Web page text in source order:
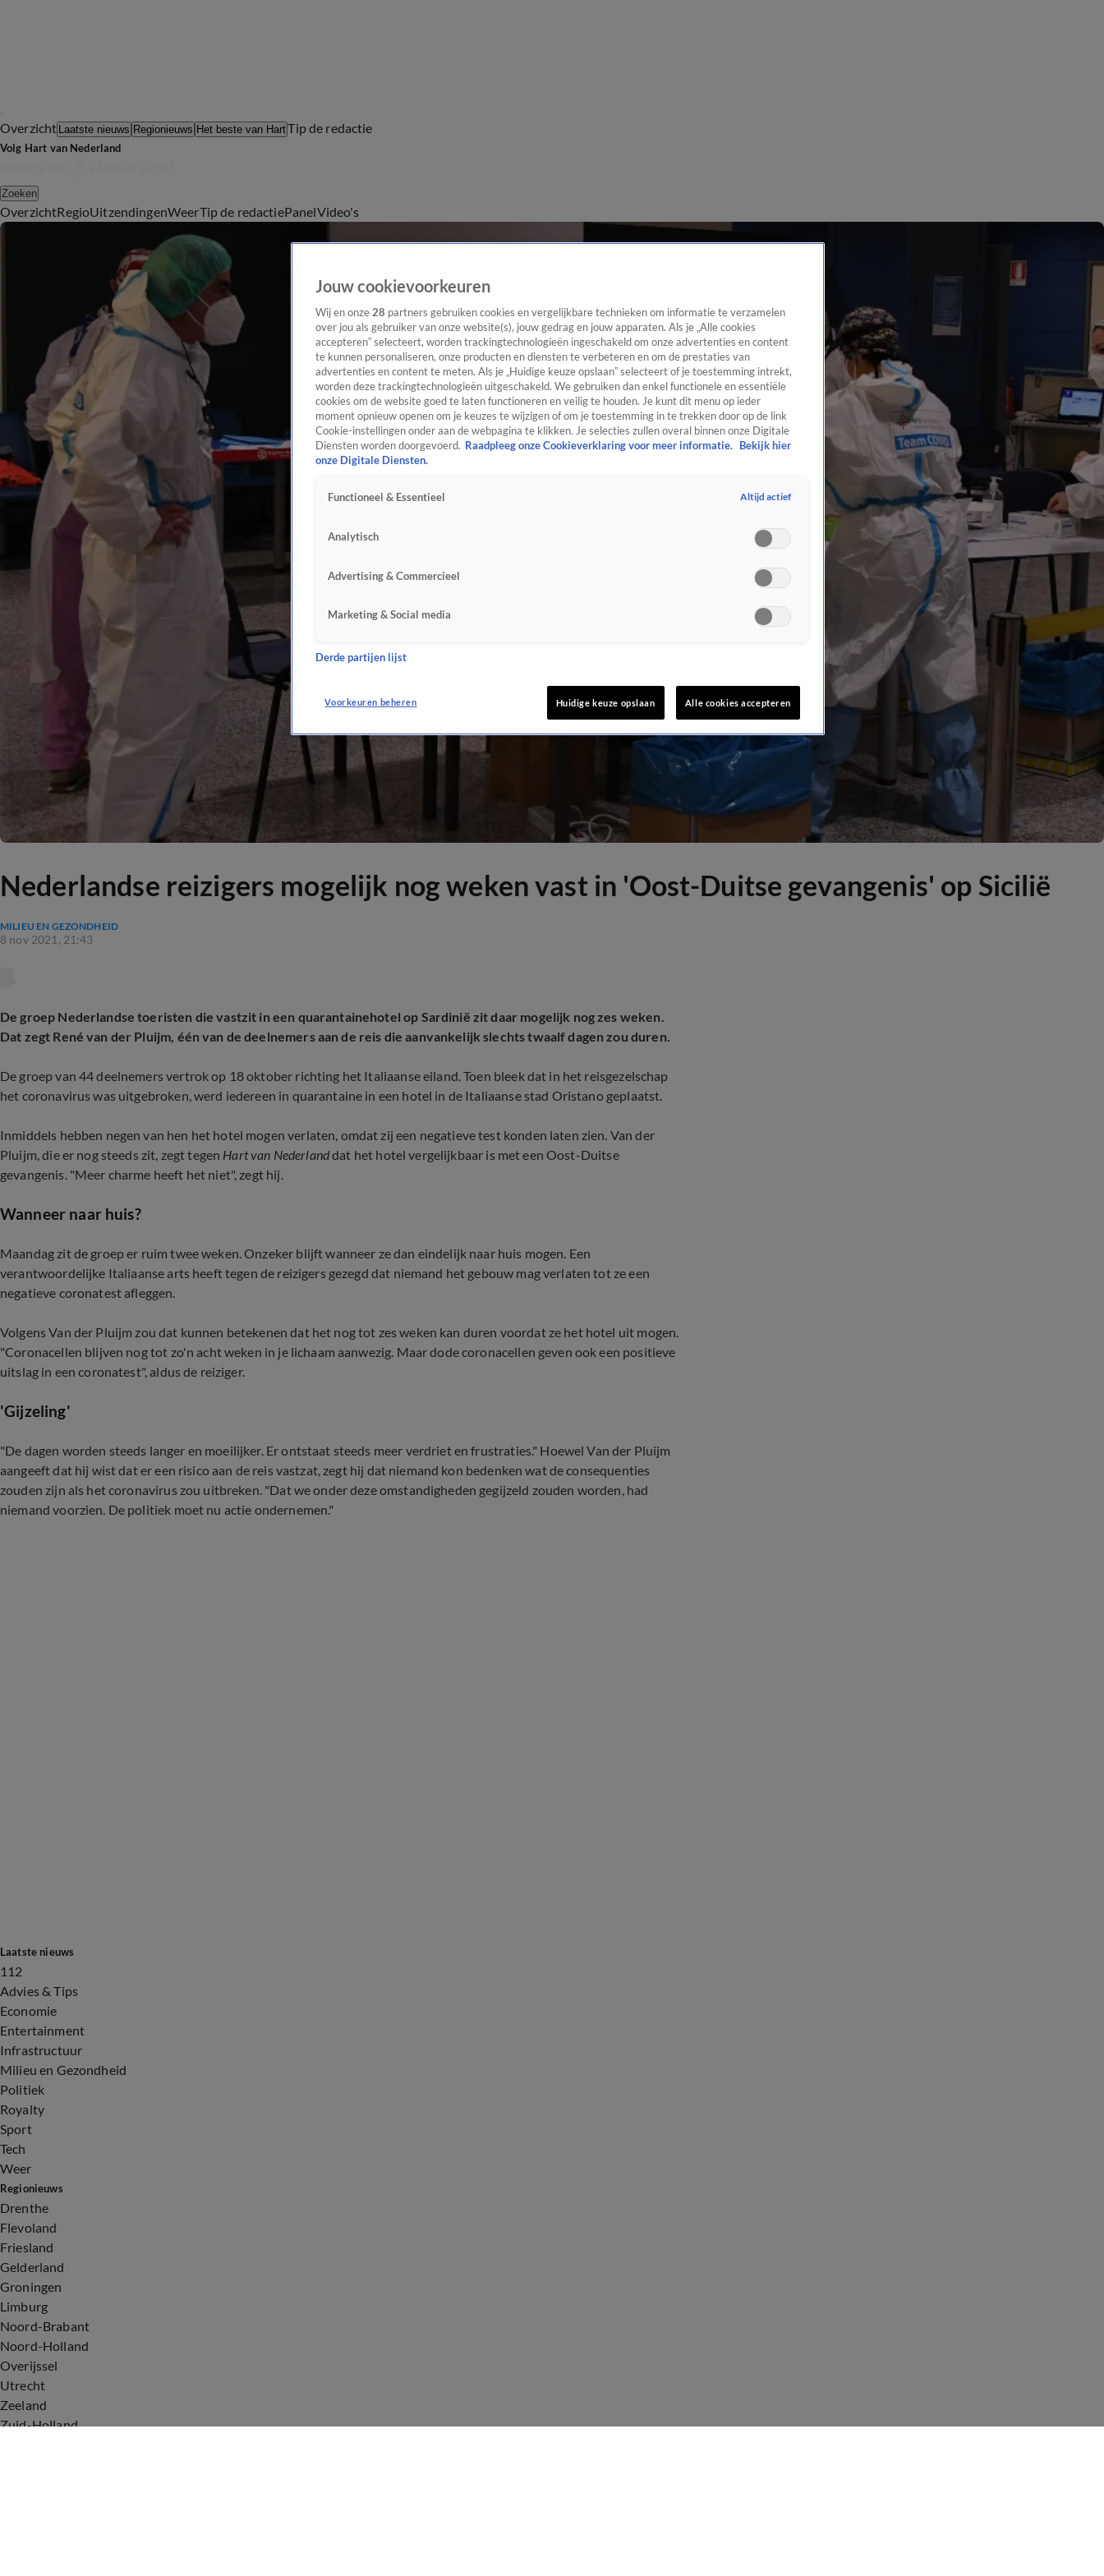
Overzicht Laatste nieuws Regionieuws Het beste van HartTip de redactie
Volg Hart van Nederland
Zoeken
OverzichtRegioUitzendingenWeerTip de redactiePanelVideo's
Nederlandse reizigers mogelijk nog weken vast in 'Oost-Duitse gevangenis' op Sicilië
MILIEU EN GEZONDHEID
8 nov 2021, 21:43
De groep Nederlandse toeristen die vastzit in een quarantainehotel op Sardinië zit daar mogelijk nog zes weken.
Dat zegt René van der Pluijm, één van de deelnemers aan de reis die aanvankelijk slechts twaalf dagen zou duren.
De groep van 44 deelnemers vertrok op 18 oktober richting het Italiaanse eiland. Toen bleek dat in het reisgezelschap
het coronavirus was uitgebroken, werd iedereen in quarantaine in een hotel in de Italiaanse stad Oristano geplaatst.
Inmiddels hebben negen van hen het hotel mogen verlaten, omdat zij een negatieve test konden laten zien. Van der
Pluijm, die er nog steeds zit, zegt tegen Hart van Nederlanddat het hotel vergelijkbaar is met een Oost-Duitse
gevangenis. "Meer charme heeft het niet", zegt hij.
Wanneer naar huis?
Maandag zit de groep er ruim twee weken. Onzeker blijft wanneer ze dan eindelijk naar huis mogen. Een
verantwoordelijke Italiaanse arts heeft tegen de reizigers gezegd dat niemand het gebouw mag verlaten tot ze een
negatieve coronatest afleggen.
Volgens Van der Pluijm zou dat kunnen betekenen dat het nog tot zes weken kan duren voordat ze het hotel uit mogen.
"Coronacellen blijven nog tot zo'n acht weken in je lichaam aanwezig. Maar dode coronacellen geven ook een positieve
uitslag in een coronatest", aldus de reiziger.
'Gijzeling'
"De dagen worden steeds langer en moeilijker. Er ontstaat steeds meer verdriet en frustraties." Hoewel Van der Pluijm
aangeeft dat hij wist dat er een risico aan de reis vastzat, zegt hij dat niemand kon bedenken wat de consequenties
zouden zijn als het coronavirus zou uitbreken. "Dat we onder deze omstandigheden gegijzeld zouden worden, had
niemand voorzien. De politiek moet nu actie ondernemen."
Laatste nieuws
112
Advies & Tips
Economie
Entertainment
Infrastructuur
Milieu en Gezondheid
Politiek
Royalty
Sport
Tech
Weer
Regionieuws
Drenthe
Flevoland
Friesland
Gelderland
Groningen
Limburg
Noord-Brabant
Noord-Holland
Overijssel
Utrecht
Zeeland
Zuid-Holland
Jouw cookievoorkeuren
Wij en onze 28 partners gebruiken cookies en vergelijkbare technieken om informatie te verzamelen
over jou als gebruiker van onze website(s), jouw gedrag en jouw apparaten. Als je „Alle cookies
accepteren” selecteert, worden trackingtechnologieën ingeschakeld om onze advertenties en content
te kunnen personaliseren, onze producten en diensten te verbeteren en om de prestaties van
advertenties en content te meten. Als je „Huidige keuze opslaan” selecteert of je toestemming intrekt,
worden deze trackingtechnologieën uitgeschakeld. We gebruiken dan enkel functionele en essentiële
cookies om de website goed te laten functioneren en veilig te houden. Je kunt dit menu op ieder
moment opnieuw openen om je keuzes te wijzigen of om je toestemming in te trekken door op de link
Cookie-instellingen onder aan de webpagina te klikken. Je selecties zullen overal binnen onze Digitale
Diensten worden doorgevoerd. Raadpleeg onze Cookieverklaring voor meer informatie.
Bekijk hier
onze Digitale Diensten.
Functioneel & Essentieel Altijd actief
Analytisch
Advertising & Commercieel
Marketing & Social media
Derde partijen lijst
Voorkeuren beheren Huidige keuze opslaan Alle cookies accepteren